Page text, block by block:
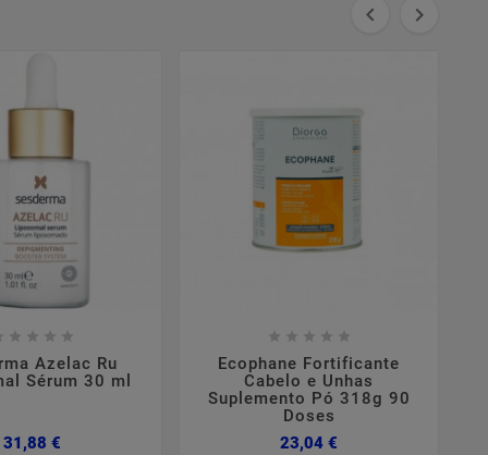
 
   
Azelac Ru
Sérum 30 ml
31,88 €
    
Ecophane Fortificante
Cabelo e Unhas
Suplemento Pó 318g 90
Doses
23,04 €